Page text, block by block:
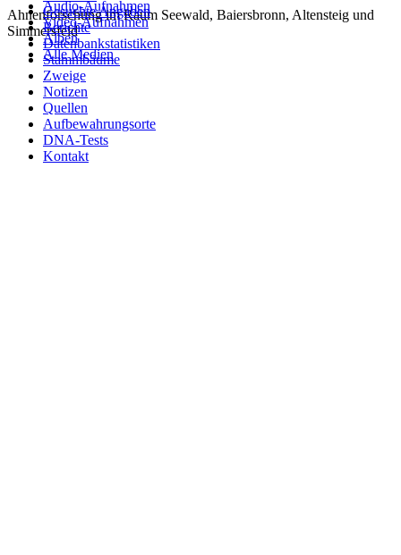
Ahnenforschung im Raum Seewald, Baiersbronn, Altensteig und
Simmersfeld
Audio-Aufnahmen
Video-Aufnahmen
Alben
Alle Medien
Gesuchte Angaben
Berichte
Datenbankstatistiken
Stammbäume
Zweige
Notizen
Quellen
Aufbewahrungsorte
DNA-Tests
Kontakt